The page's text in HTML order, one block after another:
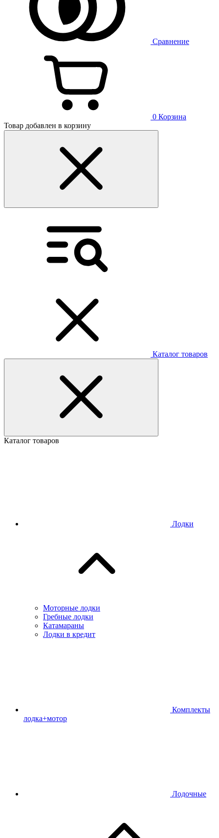
Сравнение
0 Корзина
Товар добавлен в корзину
Каталог товаров
Каталог товаров
Лодки
Моторные лодки
Гребные лодки
Катамараны
Лодки в кредит
Комплекты
лодка+мотор
Лодочные